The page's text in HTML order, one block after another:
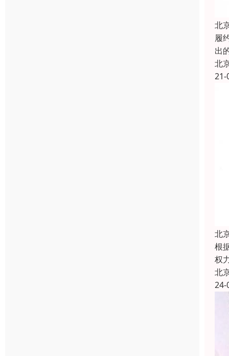
北
履
出
北
21-
北
根
权
北
24-